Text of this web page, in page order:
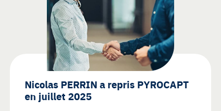
Nicolas PERRIN a repris PYROCAPT
en juillet 2025